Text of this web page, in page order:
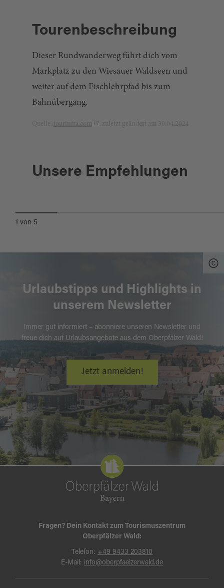
Tourenbeschreibung
Dieser Rundwanderweg führt dich vom
Markplatz zu den Wiesauer Waldseen und
weiter auf dem Fischlehrpfad bis zum
Bahnübergang.
Unsere Empfehlungen
NATURERLEBNISPFAD WIESAUER
1 von 5
Urlaubstipps und Highlights in
unserem Newsletter
Immer gut informiert – abonniere unseren Newsletter und
freue dich auf Urlaubsangebote aus dem Oberpfälzer Wald!
Jetzt anmelden!
Fragen? Dein Kontakt zum Tourismuszentrum
Oberpfälzer Wald:
Telefon: +49 9433 203810
E-Mail: info@oberpfaelzerwald.de